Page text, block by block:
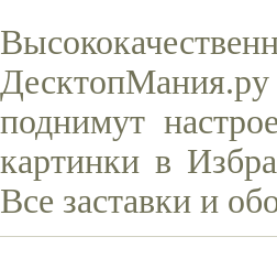
поднимут
картинки в
Все заставки и